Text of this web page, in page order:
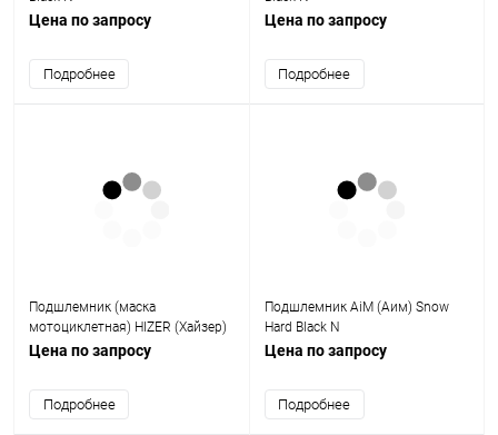
Цена по запросу
Подробнее
Цена по запросу
Подробнее
Подшлемник (маска
мотоциклетная) HIZER (Хайзер)
AT - 7831 (L)
Цена по запросу
Подробнее
Подшлемник AiM (Аим) Snow
Hard Black N
Цена по запросу
Подробнее